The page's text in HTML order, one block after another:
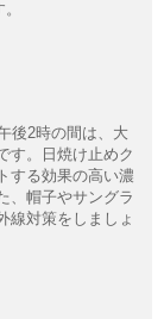
後2時の間は、大
す。日焼け止めク
する効果の高い濃
、帽子やサングラ
線対策をしましょ